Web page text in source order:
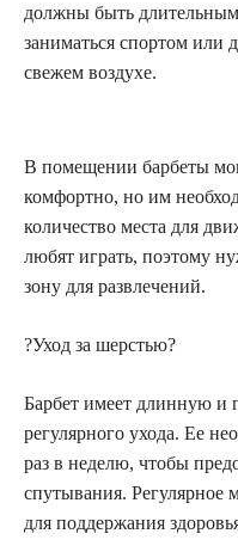
должны быть
заниматься спортом или
свежем воздухе.
В помещении барбеты
комфортно, но им
количество места для
любят играть, поэтому
зону для развлечений.
?Уход за шерстью?
Барбет имеет длинную и
регулярного ухода. Ее
раз в неделю, чтобы
спутывания. Регулярное
для поддержания